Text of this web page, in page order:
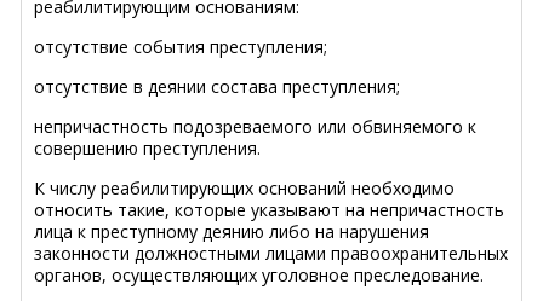
реабилитирующим основаниям:
отсутствие события преступления;
отсутствие в деянии состава преступления;
непричастность подозреваемого или обвиняемого к
совершению преступления.
К числу реабилитирующих оснований необходимо
относить такие, которые указывают на непричастность
лица к преступному деянию либо на нарушения
законности должностными лицами правоохранительных
органов, осуществляющих уголовное преследование.